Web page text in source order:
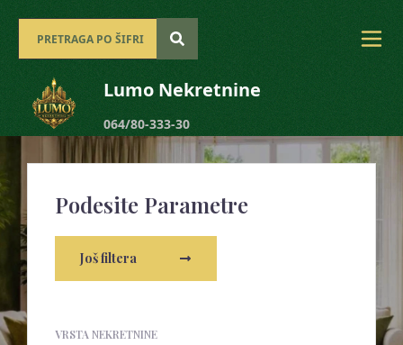
Lumo Nekretnine
064/80-333-30
Podesite Parametre
Još filtera
VRSTA NEKRETNINE